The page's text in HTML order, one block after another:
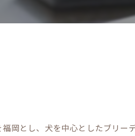
福岡とし、犬を中心としたブリー